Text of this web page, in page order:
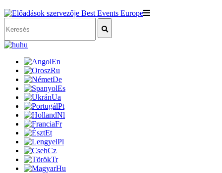
hu
En
Ru
De
Es
Ua
Pt
Nl
Fr
Et
Pl
Cz
Tr
Hu